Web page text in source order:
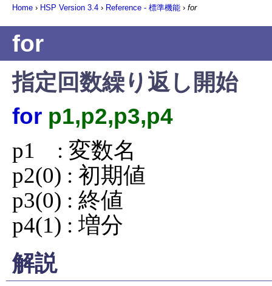
Home › HSP Version 3.4 › Reference - 標準機能 › for
for
指定回数繰り返し開始
for p1,p2,p3,p4
p1    : 変数名
p2(0) : 初期値
p3(0) : 終値
p4(1) : 増分
解説